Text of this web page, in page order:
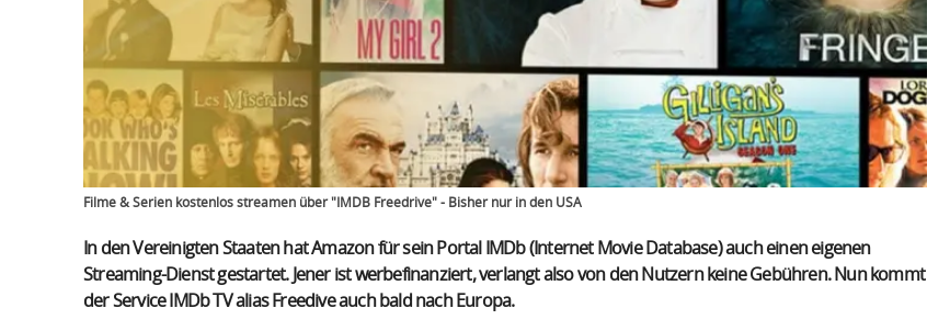
Filme & Serien kostenlos streamen über "IMDB Freedrive" - Bisher nur in den USA
In den Vereinigten Staaten hat Amazon für sein Portal IMDb (Internet Movie Database) auch einen eigenen
Streaming-Dienst gestartet. Jener ist werbefinanziert, verlangt also von den Nutzern keine Gebühren. Nun kommt
der Service IMDb TV alias Freedive auch bald nach Europa.